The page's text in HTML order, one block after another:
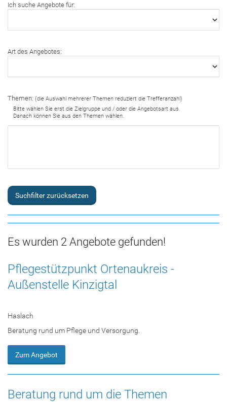
Ich suche Angebote für:
Art des Angebotes:
Themen: (die Auswahl mehrerer Themen reduziert die Trefferanzahl)
Bitte wählen Sie erst die Zielgruppe und / oder die Angebotsart aus.
Danach können Sie aus den Themen wählen.
Suchfilter zurücksetzen
Es wurden 2 Angebote gefunden!
Pflegestützpunkt Ortenaukreis -
Außenstelle Kinzigtal
Haslach
Beratung rund um Pflege und Versorgung.
Zum Angebot
Beratung rund um die Themen